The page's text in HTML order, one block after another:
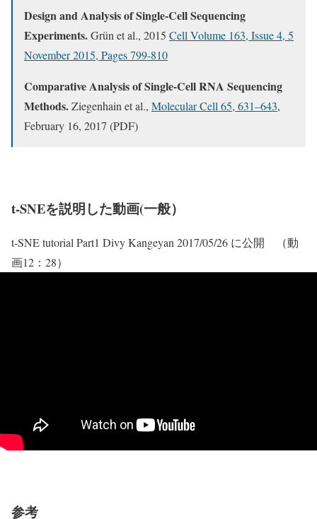
Design and Analysis of Single-Cell Sequencing
Experiments.Grün et al., 2015 Cell Volume 163, Issue 4, 5
November 2015, Pages 799-810
Comparative Analysis of Single-Cell RNA Sequencing
Methods.Ziegenhain et al., Molecular Cell 65, 631–643,
February 16, 2017 (PDF)
t-SNEを説明した動画(一般）
t-SNE tutorial Part1 Divy Kangeyan 2017/05/26 に公開 （動
画12：28）
参考